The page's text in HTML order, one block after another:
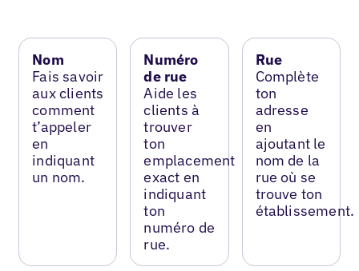
Nom
Fais savoir
aux clients
comment
t’appeler
en
indiquant
un nom.
Numéro
de rue
Aide les
clients à
trouver
ton
emplacement
exact en
indiquant
ton
numéro de
rue.
Rue
Complète
ton
adresse
en
ajoutant le
nom de la
rue où se
trouve ton
établissement.